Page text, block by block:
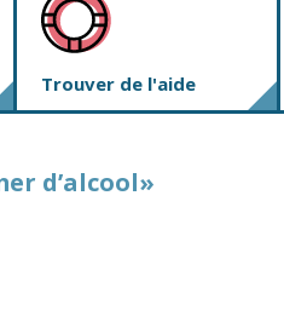
Trouver de l'aide
d’alcool»